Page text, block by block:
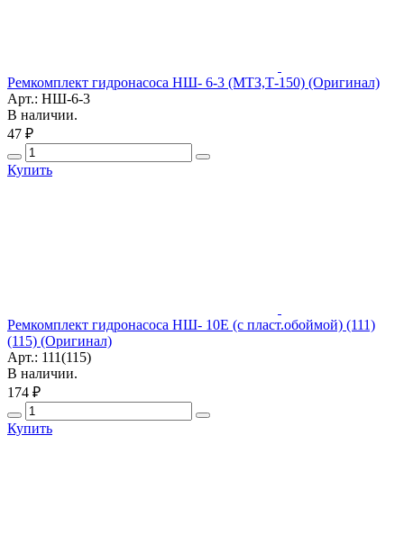
Ремкомплект гидронасоса НШ- 6-3 (МТЗ,Т-150) (Оригинал)
Арт.: НШ-6-3
В наличии.
47 ₽
Купить
Ремкомплект гидронасоса НШ- 10Е (с пласт.обоймой) (111)
(115) (Оригинал)
Арт.: 111(115)
В наличии.
174 ₽
Купить